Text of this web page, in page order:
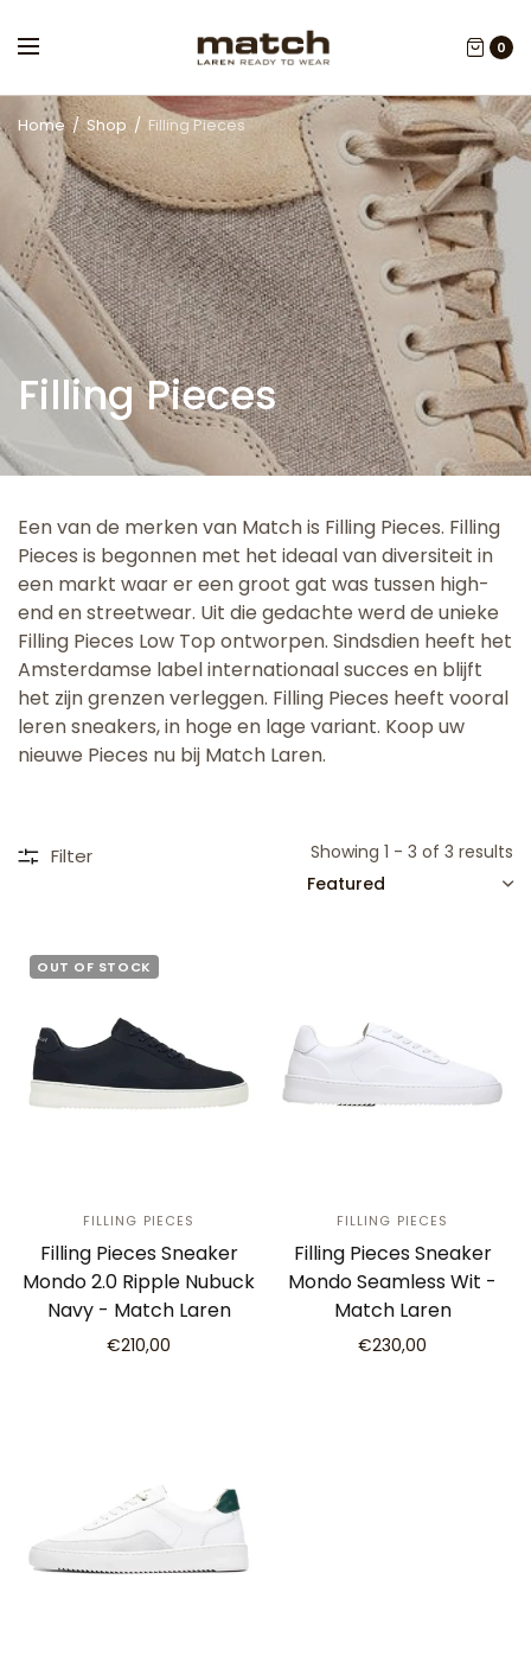
0
Home / Shop / Filling Pieces
Filling Pieces
Een van de merken van Match is Filling Pieces. Filling
Pieces is begonnen met het ideaal van diversiteit in
een markt waar er een groot gat was tussen high-
end en streetwear. Uit die gedachte werd de unieke
Filling Pieces Low Top ontworpen. Sindsdien heeft het
Amsterdamse label internationaal succes en blijft
het zijn grenzen verleggen. Filling Pieces heeft vooral
leren sneakers, in hoge en lage variant. Koop uw
nieuwe Pieces nu bij Match Laren.
Filter Showing 1 - 3 of 3 results
OUT OF STOCK
FILLING PIECES
Filling Pieces Sneaker
Mondo 2.0 Ripple Nubuck
Navy - Match Laren
€210,00
FILLING PIECES
Filling Pieces Sneaker
Mondo Seamless Wit -
Match Laren
€230,00